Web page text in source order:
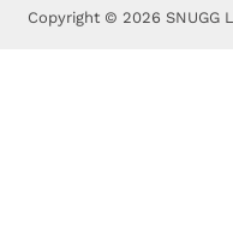
Copyright © 2026 SNUGG